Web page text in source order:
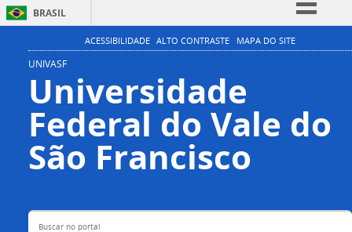
BRASIL
Simplifique!
Participe
Acesso à informação
Legislação
Canais
ACESSIBILIDADE ALTO CONTRASTE MAPA DO SITE
UNIVASF
Universidade
Federal do Vale do
São Francisco
Buscar no portal